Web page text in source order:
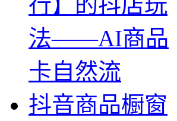
法——AI商品
卡自然流
抖音商品橱窗